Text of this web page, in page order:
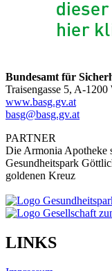
Bundesamt für
Traisengasse 5, A-1200
www.basg.gv.at
basg@basg.gv.at
PARTNER
Die Armonia Apotheke
Gesundheitspark
goldenen Kreuz
LINKS